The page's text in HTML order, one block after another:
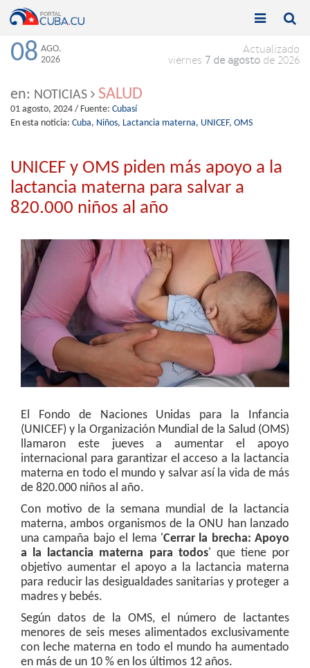
Toggle

Toggle

08 AGO.
2026
Actualizado
viernes 7 de agosto de 2026
en: NOTICIAS SALUD
01 agosto, 2024 / Fuente: Cubasí
En esta noticia: Cuba, Niños, Lactancia materna, UNICEF, OMS
UNICEF y OMS piden más apoyo a la
lactancia materna para salvar a
820.000 niños al año
El Fondo de Naciones Unidas para la Infancia
(UNICEF) y la Organización Mundial de la Salud (OMS)
llamaron este jueves a aumentar el apoyo
internacional para garantizar el acceso a la lactancia
materna en todo el mundo y salvar así la vida de más
de 820.000 niños al año.
Con motivo de la semana mundial de la lactancia
materna, ambos organismos de la ONU han lanzado
una campaña bajo el lema 'Cerrar la brecha: Apoyo
a la lactancia materna para todos' que tiene por
objetivo aumentar el apoyo a la lactancia materna
para reducir las desigualdades sanitarias y proteger a
madres y bebés.
Según datos de la OMS, el número de lactantes
menores de seis meses alimentados exclusivamente
con leche materna en todo el mundo ha aumentado
en más de un 10 % en los últimos 12 años.